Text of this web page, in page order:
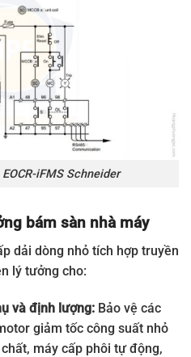
iFMS Schneider
bám sàn nhà máy
dải dòng nhỏ tích hợp truyền
lý tưởng cho:
và định lượng:Bảo vệ các
giảm tốc công suất nhỏ
máy cấp phôi tự động,